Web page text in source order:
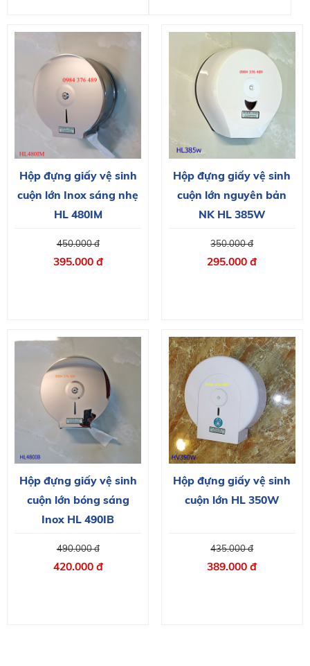
Hộp đựng giấy vệ sinh
cuộn lớn nguyên bản
NK HL 385W
350.000 đ
295.000 đ
Hộp đựng giấy vệ sinh
cuộn lớn Inox sáng nhẹ
HL 480IM
450.000 đ
395.000 đ
Hộp đựng giấy vệ sinh
cuộn lớn bóng sáng
Inox HL 490IB
490.000 đ
420.000 đ
Hộp đựng giấy vệ sinh
cuộn lớn HL 350W
435.000 đ
389.000 đ